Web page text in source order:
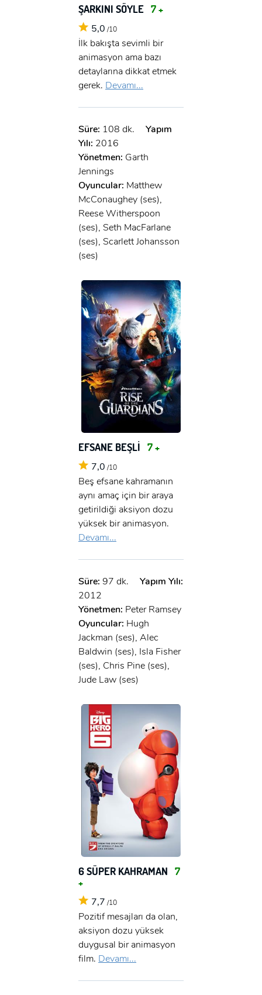
ŞARKINI SÖYLE 7 +
5,0 /10
İlk bakışta sevimli bir
animasyon ama bazı
detaylarına dikkat etmek
gerek. Devamı...
Süre: 108 dk.
Yapım
Yılı: 2016
Yönetmen: Garth
Jennings
Oyuncular: Matthew
McConaughey (ses),
Reese Witherspoon
(ses), Seth MacFarlane
(ses), Scarlett Johansson
(ses)
EFSANE BEŞLİ 7 +
7,0 /10
Beş efsane kahramanın
aynı amaç için bir araya
getirildiği aksiyon dozu
yüksek bir animasyon.
Devamı...
Süre: 97 dk.
Yapım Yılı:
2012
Yönetmen: Peter Ramsey
Oyuncular: Hugh
Jackman (ses), Alec
Baldwin (ses), Isla Fisher
(ses), Chris Pine (ses),
Jude Law (ses)
6 SÜPER KAHRAMAN 7
+
7,7 /10
Pozitif mesajları da olan,
aksiyon dozu yüksek
duygusal bir animasyon
film. Devamı...